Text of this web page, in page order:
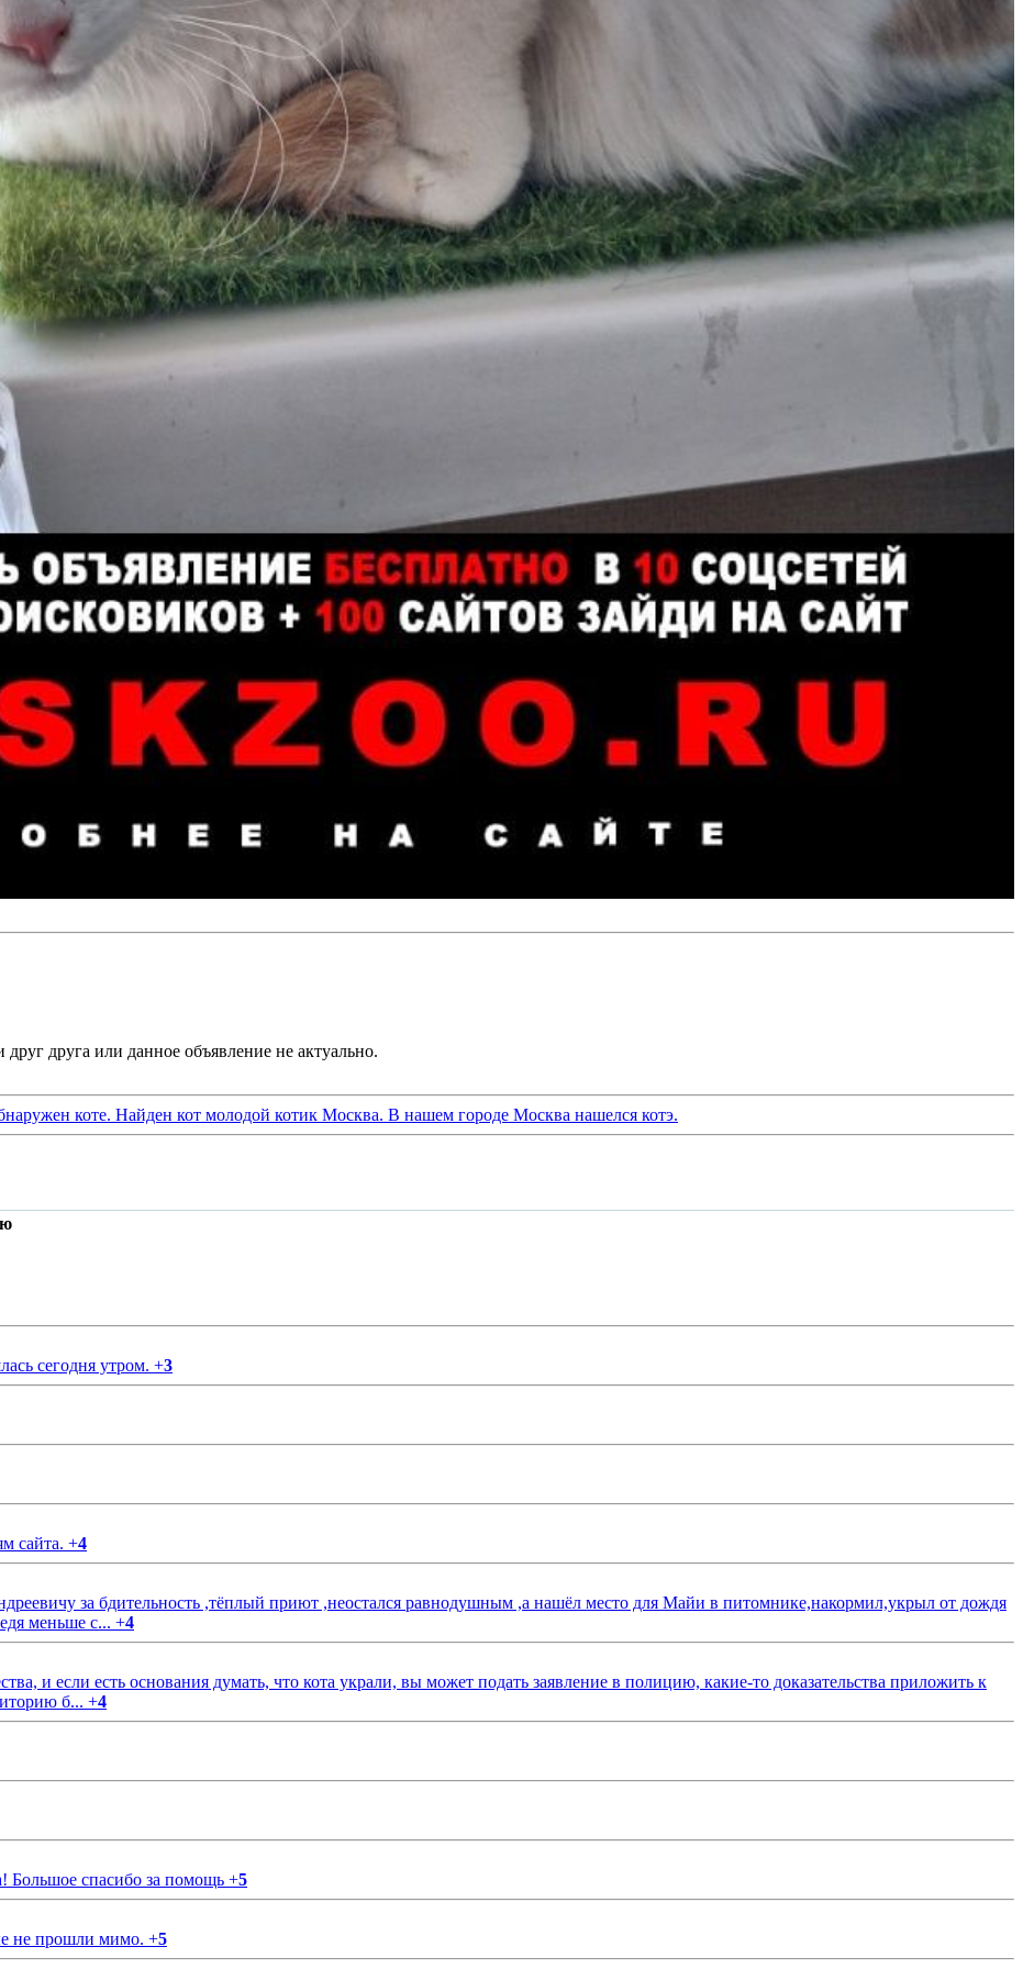
коте. Найден кот молодой котик Москва. В нашем городе Москва нашелся котэ.
сегодня утром. +3
сайта. +4
за бдительность ,тёплый приют ,неостался равнодушным ,а нашёл место для Майи в питомнике,накормил,укрыл от дождя
меньше с... +4
и если есть основания думать, что кота украли, вы может подать заявление в полицию, какие-то доказательства приложить к
б... +4
Большое спасибо за помощь +5
не прошли мимо. +5